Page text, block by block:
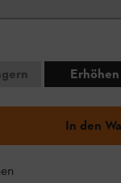
Erhöhen
In den